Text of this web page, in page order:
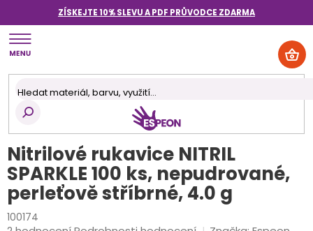
obsah
ZÍSKEJTE 10% SLEVU A PDF PRŮVODCE ZDARMA
Nitrilové rukavice NITRIL
SPARKLE 100 ks, nepudrované,
perleťově stříbrné, 4.0 g
100174